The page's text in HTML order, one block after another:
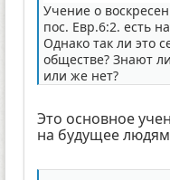
Учение о
пос. Евр.6:2. есть
Однако так ли это
обществе? Знают
или же нет?
Это основное
на будущее